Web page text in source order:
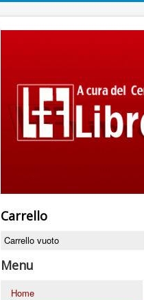
Carrello
Carrello vuoto
Menu
Home